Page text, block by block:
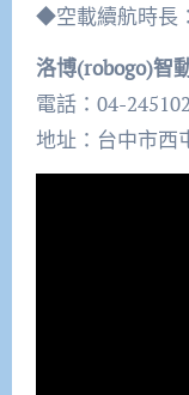
◆空載續航時長
洛博(robogo)智
電話：04-
地址：台中市西